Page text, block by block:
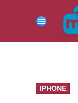
contenuto
Menu
PUBBLICATO
IN
IPHONE